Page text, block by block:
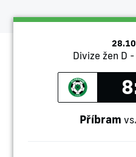
Divize žen D
Příbram vs.